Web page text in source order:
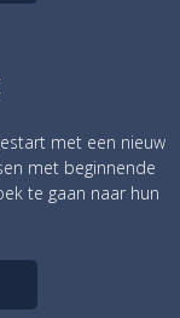
met een nieuw
met beginnende
te gaan naar hun